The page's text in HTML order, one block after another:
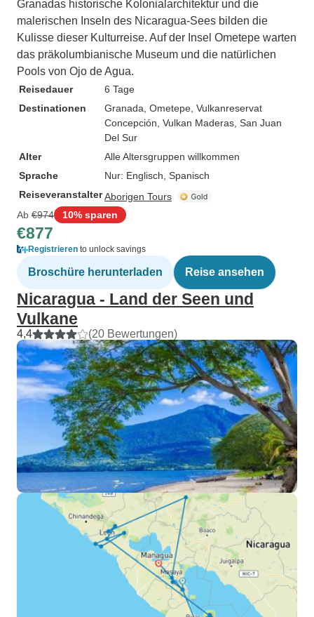
Granadas historische Kolonialarchitektur und die
malerischen Inseln des Nicaragua-Sees bilden die
Kulisse dieser Kulturreise. Auf der Insel Ometepe warten
das präkolumbianische Museum und die natürlichen
Pools von Ojo de Agua.
Reisedauer
6 Tage
Destinationen
Granada , Ometepe , Vulkanreservat
Concepción , Vulkan Maderas , San Juan
Del Sur
Alter
Alle Altersgruppen willkommen
Sprache
Nur: Englisch, Spanisch
ReiseveranstalterAborigen Tours
Ab €974 10% sparen
€877
Registrieren to unlock savings
Broschüre herunterladen Reise ansehen
Nicaragua - Land der Seen und
Vulkane
4,4 (20 Bewertungen)